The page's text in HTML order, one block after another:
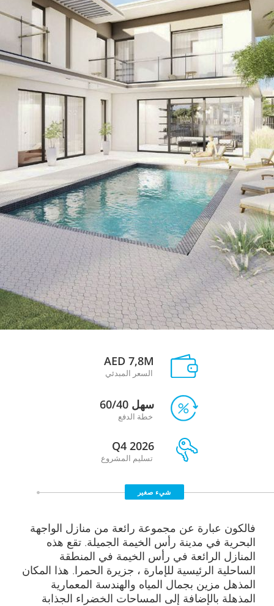
شيء صغير
AED 7,8M
السعر المبدئي
سهل 60/40
خطة الدفع
Q4 2026
تسليم المشروع
فالكون عبارة عن مجموعة رائعة من منازل الواجهة
البحرية في مدينة رأس الخيمة الجميلة. تقع هذه
المنازل الرائعة في رأس الخيمة في المنطقة
الساحلية الرئيسية للإمارة ، جزيرة الحمرا. هذا المكان
المذهل مزين بجمال المياه والهندسة المعمارية
المذهلة بالإضافة إلى المساحات الخضراء الجذابة